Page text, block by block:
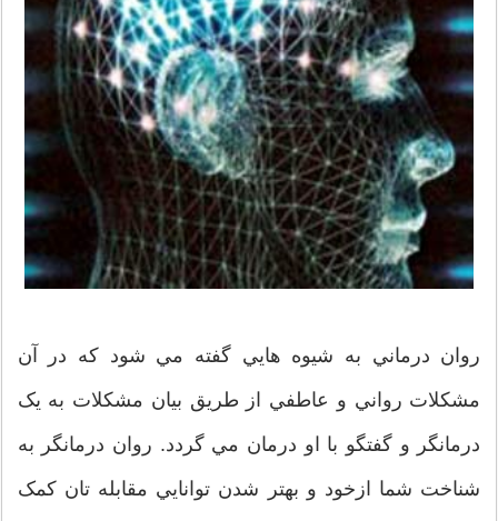
روان درماني به شيوه هايي گفته مي شود که در آن
مشکلات رواني و عاطفي از طريق بيان مشکلات به يک
درمانگر و گفتگو با او درمان مي گردد. روان درمانگر به
شناخت شما ازخود و بهتر شدن توانايي مقابله تان کمک